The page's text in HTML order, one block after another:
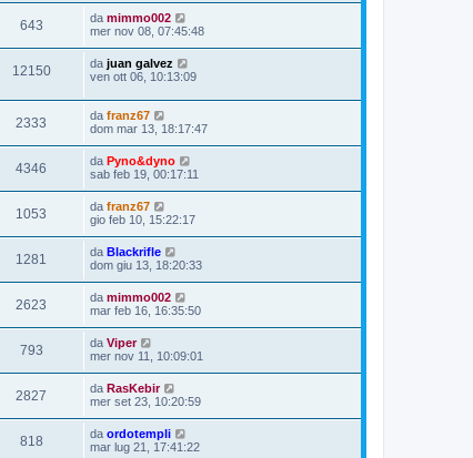
643 da mimmo002
mer nov 08, 07:45:48
12150 da juan galvez
ven ott 06, 10:13:09
2333 da franz67
dom mar 13, 18:17:47
4346 da Pyno&dyno
sab feb 19, 00:17:11
1053 da franz67
gio feb 10, 15:22:17
1281 da Blackrifle
dom giu 13, 18:20:33
2623 da mimmo002
mar feb 16, 16:35:50
793 da Viper
mer nov 11, 10:09:01
2827 da RasKebir
mer set 23, 10:20:59
818 da ordotempli
mar lug 21, 17:41:22